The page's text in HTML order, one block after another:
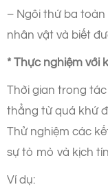
– Ngôi thứ ba
nhân vật và biết
* Thực nghiệm với
Thời gian trong
thẳng từ quá khứ
Thử nghiệm các
sự tò mò và kịch
Ví dụ: